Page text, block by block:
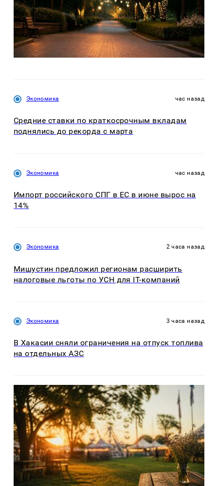
Экономика час назад
Средние ставки по краткосрочным вкладам
поднялись до рекорда с марта
Экономика час назад
Импорт российского СПГ в ЕС в июне вырос на
14%
Экономика 2 часа назад
Мишустин предложил регионам расширить
налоговые льготы по УСН для IT-компаний
Экономика 3 часа назад
В Хакасии сняли ограничения на отпуск топлива
на отдельных АЗС